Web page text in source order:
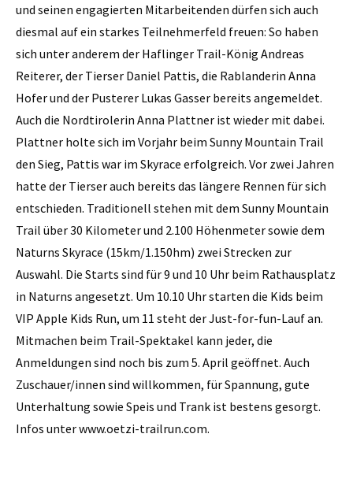
und seinen engagierten Mitarbeitenden dürfen sich auch
diesmal auf ein starkes Teilnehmerfeld freuen: So haben
sich unter anderem der Haflinger Trail-König Andreas
Reiterer, der Tierser Daniel Pattis, die Rablanderin Anna
Hofer und der Pusterer Lukas Gasser bereits angemeldet.
Auch die Nordtirolerin Anna Plattner ist wieder mit dabei.
Plattner holte sich im Vorjahr beim Sunny Mountain Trail
den Sieg, Pattis war im Skyrace erfolgreich. Vor zwei Jahren
hatte der Tierser auch bereits das längere Rennen für sich
entschieden. Traditionell stehen mit dem Sunny Mountain
Trail über 30 Kilometer und 2.100 Höhenmeter sowie dem
Naturns Skyrace (15km/1.150hm) zwei Strecken zur
Auswahl. Die Starts sind für 9 und 10 Uhr beim Rathausplatz
in Naturns angesetzt. Um 10.10 Uhr starten die Kids beim
VIP Apple Kids Run, um 11 steht der Just-for-fun-Lauf an.
Mitmachen beim Trail-Spektakel kann jeder, die
Anmeldungen sind noch bis zum 5. April geöffnet. Auch
Zuschauer/innen sind willkommen, für Spannung, gute
Unterhaltung sowie Speis und Trank ist bestens gesorgt.
Infos unter www.oetzi-trailrun.com.